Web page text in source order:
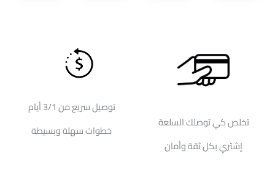
تخلص كي توصلك السلعة
إشتري بكل ثقة وأمان
توصيل سريع من 3/1 أيام
خطوات سهلة وبسيطة